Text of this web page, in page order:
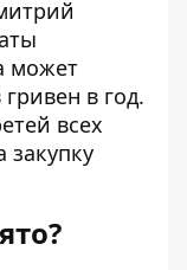
может
в год.
всех
закупку